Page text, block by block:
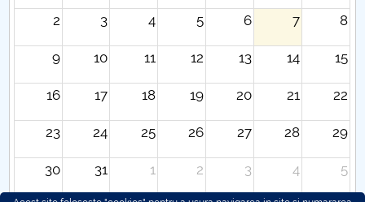
2 3 4 5 6 7 8
9 10 11 12 13 14 15
16 17 18 19 20 21 22
23 24 25 26 27 28 29
30 31 1 2 3 4 5